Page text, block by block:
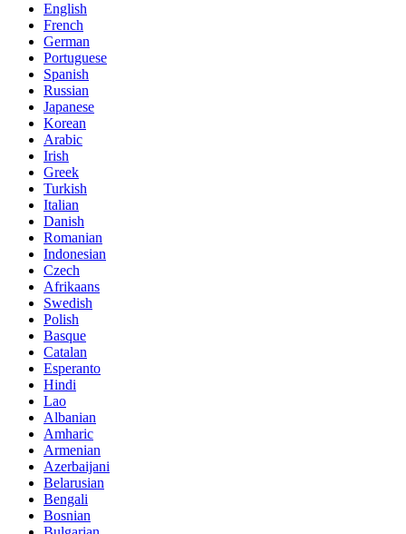
English
French
German
Portuguese
Spanish
Russian
Japanese
Korean
Arabic
Irish
Greek
Turkish
Italian
Danish
Romanian
Indonesian
Czech
Afrikaans
Swedish
Polish
Basque
Catalan
Esperanto
Hindi
Lao
Albanian
Amharic
Armenian
Azerbaijani
Belarusian
Bengali
Bosnian